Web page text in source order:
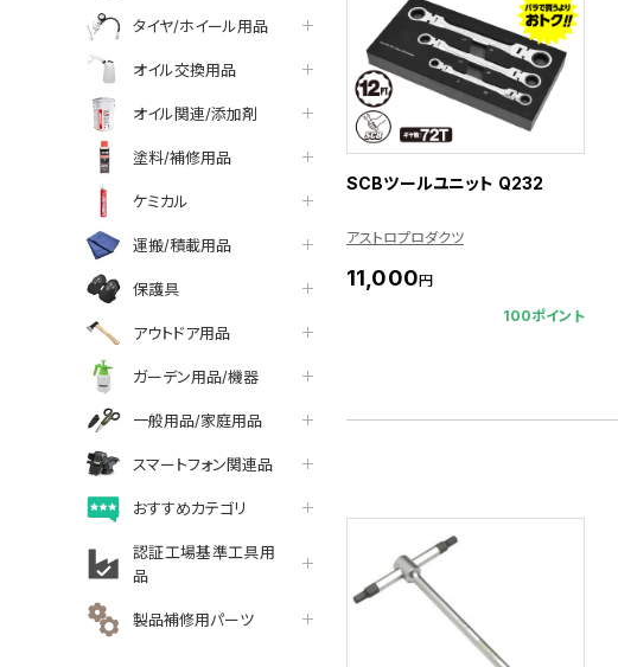
タイヤ/ホイール用品
オイル交換用品
オイル関連/添加剤
塗料/補修用品
ケミカル
運搬/積載用品
保護具
アウトドア用品
ガーデン用品/機器
一般用品/家庭用品
スマートフォン関連品
おすすめカテゴリ
認証工場基準工具用
品
製品補修用パーツ
SCBツールユニット Q232
アストロプロダクツ
11,000円
100ポイント